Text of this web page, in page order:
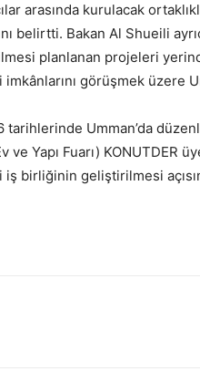
arasında kurulacak
belirtti. Bakan Al Shueili
planlanan projeleri
görüşmek üzere
tarihlerinde Umman’da
ve Yapı Fuarı) KONUTDER
birliğinin geliştirilmesi